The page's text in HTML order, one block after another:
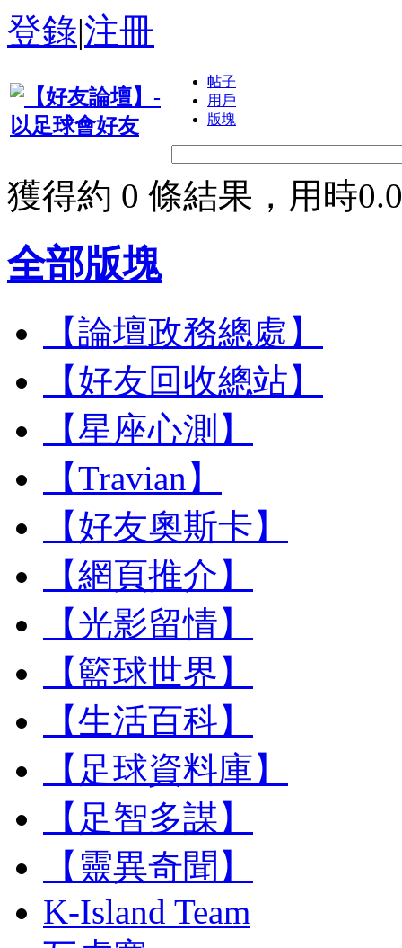
登錄|注冊
帖子
用戶
版塊
獲得約 0 條結果，用時
全部版塊
【論壇政務總處】
【好友回收總站】
【星座心測】
【Travian】
【好友奧斯卡】
【網頁推介】
【光影留情】
【籃球世界】
【生活百科】
【足球資料庫】
【足智多謀】
【靈異奇聞】
K-Island Team